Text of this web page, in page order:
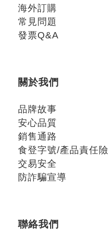
海外訂購
常見問題
發票Q&A
關於我們
品牌故事
安心品質
銷售通路
食登字號/產品責任險
交易安全
防詐騙宣導
聯絡我們